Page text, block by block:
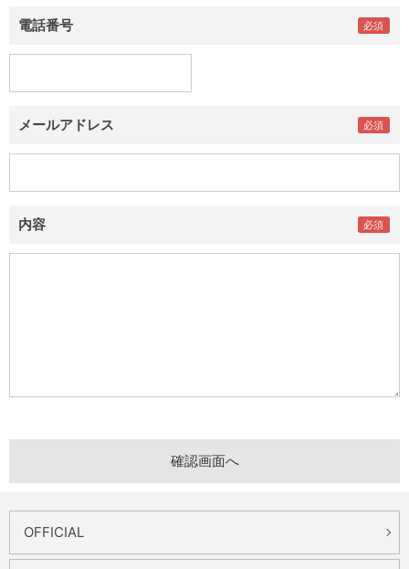
電話番号
メールアドレス
内容
OFFICIAL